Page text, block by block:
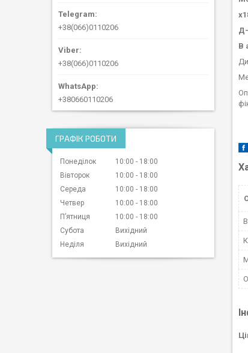
Д-
В
+38(066)0110206
+38(066)0110206
+380660110206
ГРАФІК РОБОТИ
Понеділок 10:00
18:00
Вівторок
10:00
18:00
Середа
10:00
18:00
Четвер
10:00
18:00
Пʼятниця
10:00
18:00
Субота
Вихідний
Неділя
Вихідний